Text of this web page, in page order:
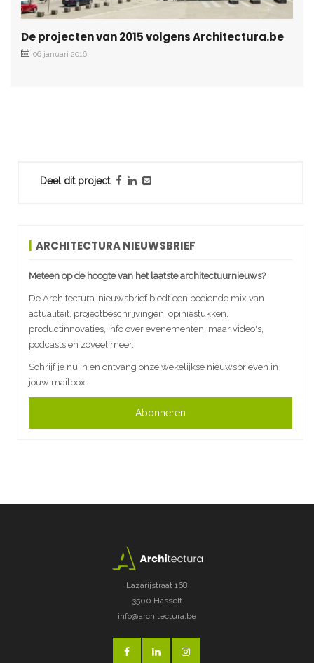
Deel dit project
ARCHITECTURA NIEUWSBRIEF
Meteen op de hoogte van het laatste architectuurnieuws?
De Architectura-nieuwsbrief biedt een boeiende mix van
actualiteit, projectbeschrijvingen, opiniestukken,
productinnovaties, info over evenementen, maar video's,
podcasts en zoveel meer.
Schrijf je nu in en ontvang onze wekelijkse nieuwsbrieven in
jouw mailbox.
Abonneren
De projecten van 2015 volgens Architectura.be
06 januari 2016
Lazarijstraat 168
3500 Hasselt
info@architectura.be